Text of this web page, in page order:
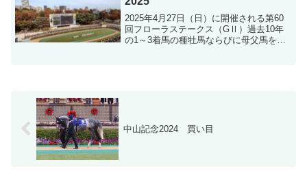
2025年4月27日（日）に開催される第60
回フローラステークス（GⅡ）過去10年
の1～3着馬の種牡馬ならびに母父馬を参
中山記念2024 買い目